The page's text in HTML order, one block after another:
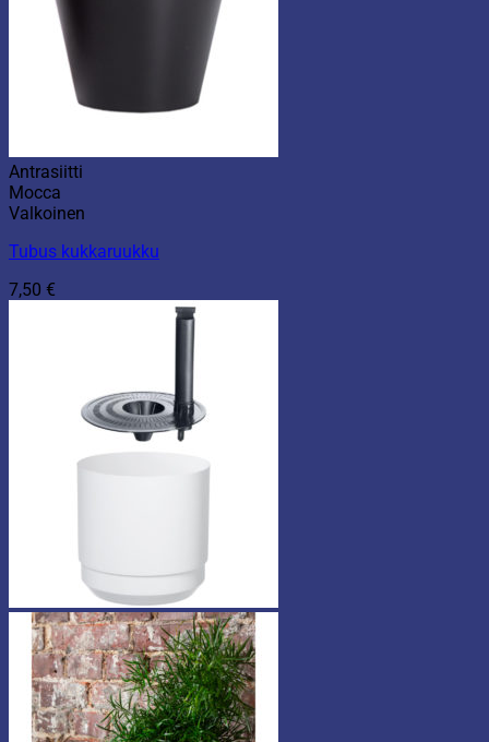
Antrasiitti
Mocca
Valkoinen
Tubus kukkaruukku
7,50 €